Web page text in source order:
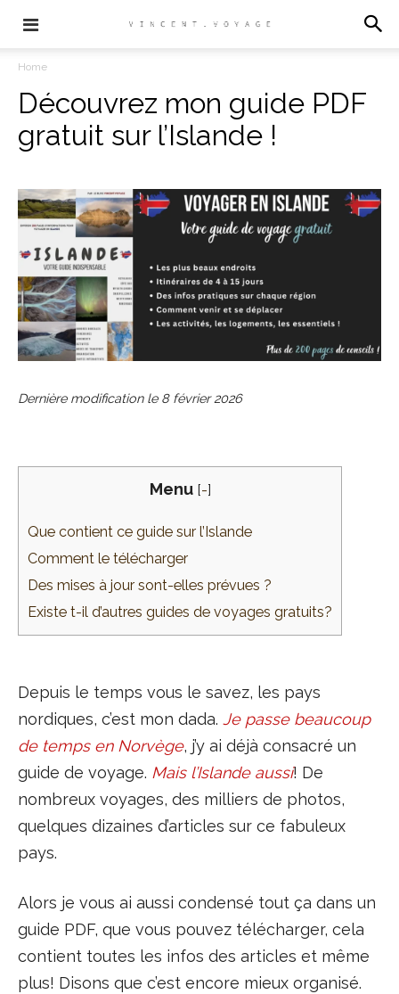
Home
Découvrez mon guide PDF
gratuit sur l’Islande !
Dernière modification le 8 février 2026
Menu [-]
Que contient ce guide sur l’Islande
Comment le télécharger
Des mises à jour sont-elles prévues ?
Existe t-il d’autres guides de voyages gratuits?
Depuis le temps vous le savez, les pays
nordiques, c’est mon dada. Je passe beaucoup
de temps en Norvège, j’y ai déjà consacré un
guide de voyage. Mais l’Islande aussi! De
nombreux voyages, des milliers de photos,
quelques dizaines d’articles sur ce fabuleux
pays.
Alors je vous ai aussi condensé tout ça dans un
guide PDF, que vous pouvez télécharger, cela
contient toutes les infos des articles et même
plus! Disons que c’est encore mieux organisé.